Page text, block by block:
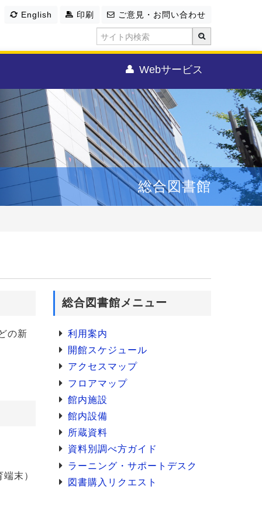
English 印刷 ご意見・お問い合わせ
Webサービス
総合図書館
の新
末）
総合図書館メニュー
利用案内
開館スケジュール
アクセスマップ
フロアマップ
館内施設
館内設備
所蔵資料
資料別調べ方ガイド
ラーニング・サポートデスク
図書購入リクエスト